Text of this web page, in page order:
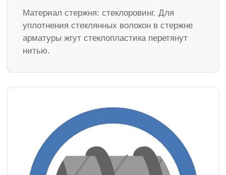
Материал стержня: стеклоровинг. Для
уплотнения стеклянных волокон в стержне
арматуры жгут стеклопластика перетянут
нитью.